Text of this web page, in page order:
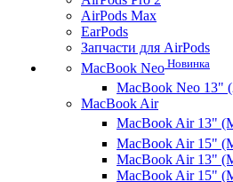
AirPods Max
EarPods
Запчасти для AirPods
MacBook Neo Новинка
MacBook Neo 13"
MacBook Air
MacBook Air 13"
MacBook Air 15"
MacBook Air 13"
MacBook Air 15"